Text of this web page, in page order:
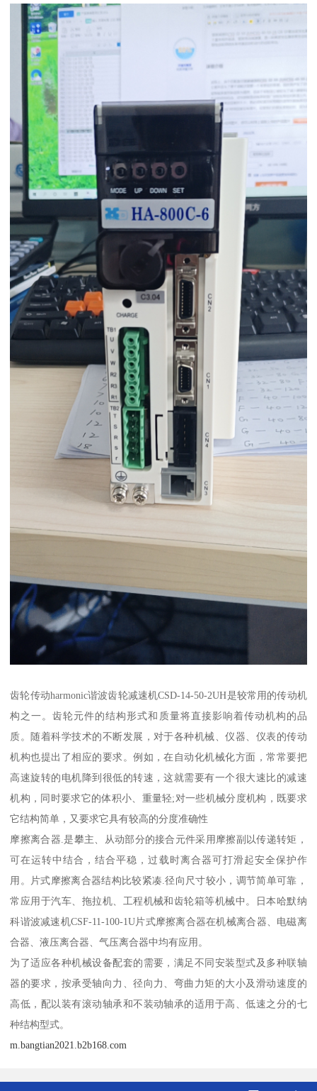
齿轮传动harmonic谐波齿轮减速机CSD-14-50-2UH是较常用的传动机
构之一。齿轮元件的结构形式和质量将直接影响着传动机构的品
质。随着科学技术的不断发展，对于各种机械、仪器、仪表的传动
机构也提出了相应的要求。例如，在自动化机械化方面，常常要把
高速旋转的电机降到很低的转速，这就需要有一个很大速比的减速
机构，同时要求它的体积小、重量轻;对一些机械分度机构，既要求
它结构简单，又要求它具有较高的分度准确性
摩擦离合器.是攀主、从动部分的接合元件采用摩擦副以传递转矩，
可在运转中结合，结合平稳，过载时离合器可打滑起安全保护作
用。片式摩擦离合器结构比较紧凑.径向尺寸较小，调节简单可靠，
常应用于汽车、拖拉机、工程机械和齿轮箱等机械中。日本哈默纳
科谐波减速机CSF-11-100-1U片式摩擦离合器在机械离合器、电磁离
合器、液压离合器、气压离合器中均有应用。
为了适应各种机械设备配套的需要，满足不同安装型式及多种联轴
器的要求，按承受轴向力、径向力、弯曲力矩的大小及滑动速度的
高低，配以装有滚动轴承和不装动轴承的适用于高、低速之分的七
种结构型式。
m.bangtian2021.b2b168.com